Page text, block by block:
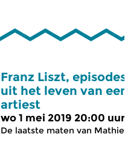
Franz Liszt,
uit het leven van
artiest
wo 1 mei 2019 20:00 uur
De laatste maten van